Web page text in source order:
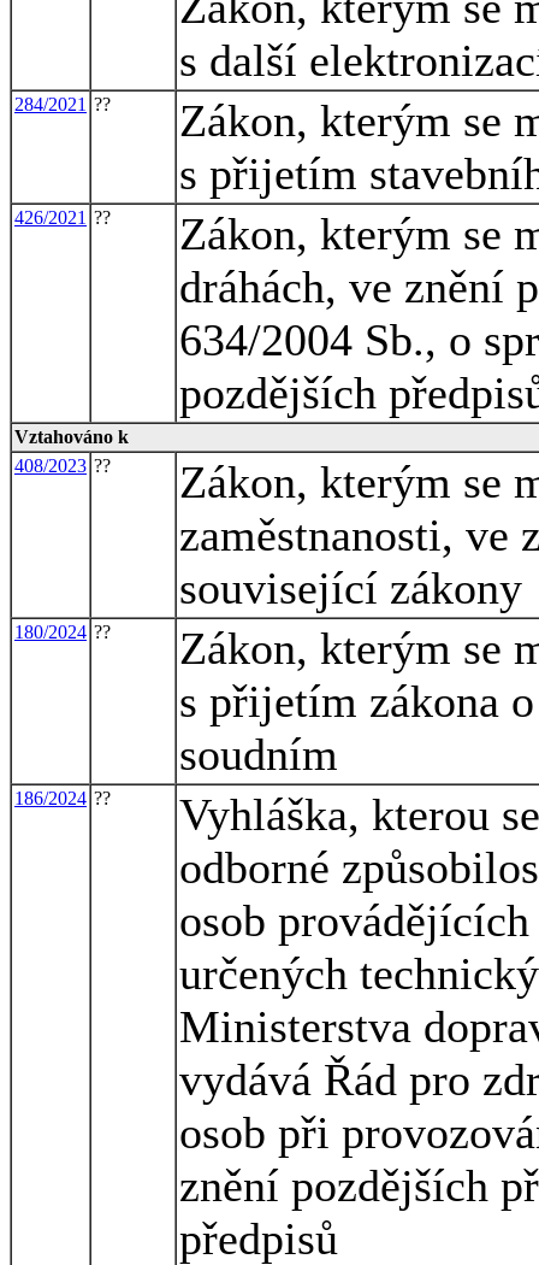
s další
284/2021 ??
Zákon, kterým se
s přijetím
426/2021 ??
Zákon, kterým se
dráhách, ve znění
634/2004 Sb., o
pozdějších
Vztahováno k
408/2023 ??
Zákon, kterým se
zaměstnanosti, ve
související zákony
180/2024 ??
Zákon, kterým se
s přijetím zákona
soudním
186/2024 ??
Vyhláška, kterou
odborné
osob
určených
Ministerstva
vydává Řád pro
osob při
znění pozdějších
předpisů